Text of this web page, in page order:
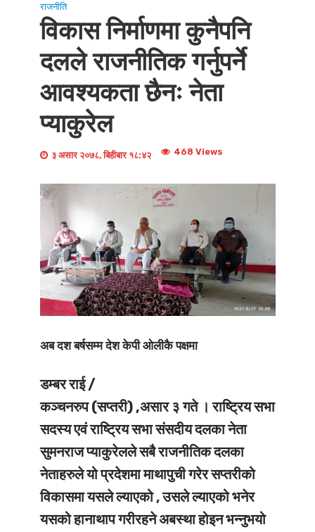
राजनीति
विकास निर्माणमा कुनैपनि
दलले राजनीतिक गर्नुपर्ने
आवश्यकता छैनः नेता
प्याकुरेल
३ असार २०७८, बिहीबार १८:४२ 468 Views
अब दश बर्षसम्म देश केपी ओलीकै पक्षमा
डम्बर राई /
कञ्चनरुप (सप्तरी) ,असार ३ गते ।राष्ट्रिय सभा
सदस्य एवं राष्ट्रिय सभा संसदीय दलका नेता
सुमनराज प्याकुरेलले सबै राजनीतिक दलका
नेताहरुले यो प्रदेशमा माथापुची गरेर सप्तरीको
विकासमा यसले ल्याएको , उसले ल्याएको भनेर
यसको हानाथाप गरीरहने अबस्था होइन भन्नुभयो